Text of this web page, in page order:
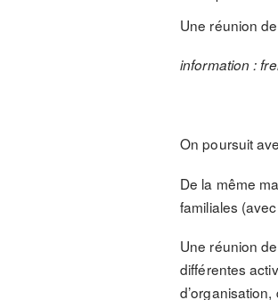
Une réunion
information :
On poursuit
De la même
familiales
Une réunion
différentes